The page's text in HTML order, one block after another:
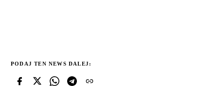
PODAJ TEN NEWS DALEJ: